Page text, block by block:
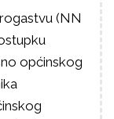
(NN
općinskog